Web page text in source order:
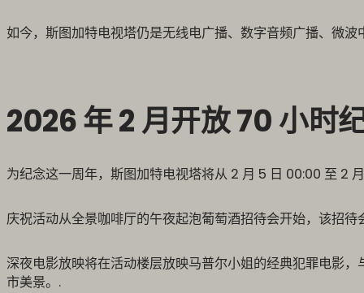
如今，斯图加特电视塔仍是无线电广播、数字音频广播、微
2026 年 2 月开放 70 小时
为纪念这一周年，斯图加特电视塔将从 2 月 5 日 00:00 至 2
庆祝活动从全景咖啡厅的午夜起泡葡萄酒招待会开始，该招
深夜电影放映将在活动楼层放映马普尔小姐的经典犯罪电影
市美景。.